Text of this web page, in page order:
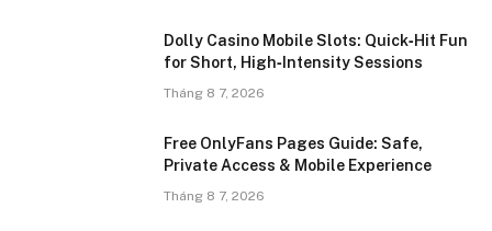
Dolly Casino Mobile Slots: Quick‑Hit Fun
for Short, High‑Intensity Sessions
Tháng 8 7, 2026
Free OnlyFans Pages Guide: Safe,
Private Access & Mobile Experience
Tháng 8 7, 2026